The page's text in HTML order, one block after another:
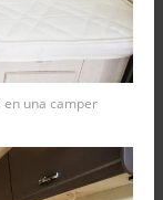
una camper